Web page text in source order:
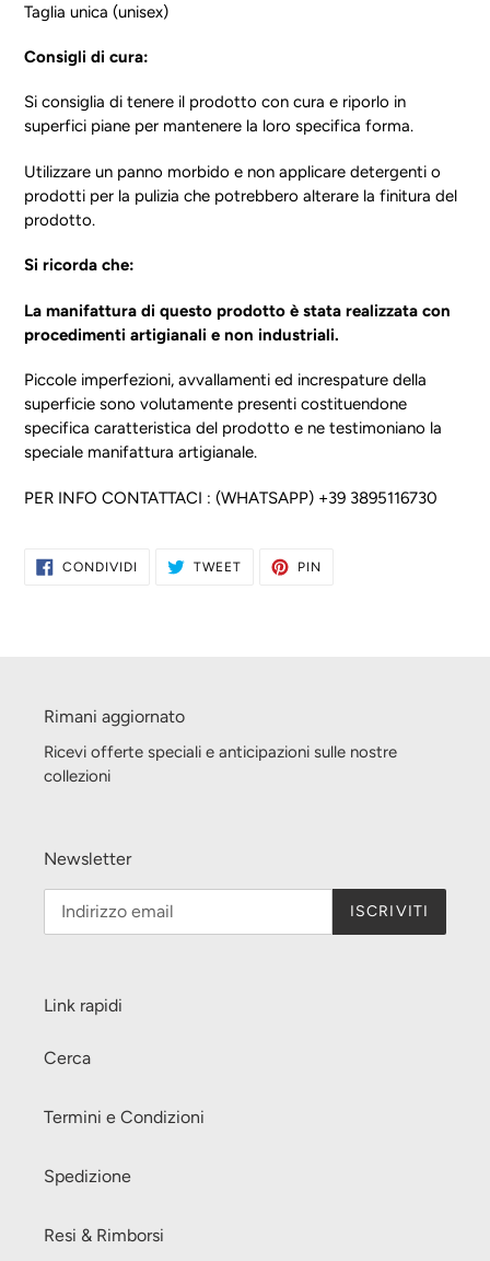
Taglia unica (unisex)
Consigli di cura:
Si consiglia di tenere il prodotto con cura e riporlo in
superfici piane per mantenere la loro specifica forma.
Utilizzare un panno morbido e non applicare detergenti o
prodotti per la pulizia che potrebbero alterare la finitura del
prodotto.
Si ricorda che:
La manifattura di questo prodotto è stata realizzata con
procedimenti artigianali e non industriali.
Piccole imperfezioni, avvallamenti ed increspature della
superficie sono volutamente presenti costituendone
specifica caratteristica del prodotto e ne testimoniano la
speciale manifattura artigianale.
PER INFO CONTATTACI : (WHATSAPP) +39 3895116730
CONDIVIDICONDIVIDI
SU
TWEET TWITTA
PIN
Rimani aggiornato
Ricevi offerte speciali e anticipazioni sulle nostre
collezioni
Newsletter
ISCRIVITI
Link rapidi
Cerca
Termini e Condizioni
Spedizione
Resi & Rimborsi